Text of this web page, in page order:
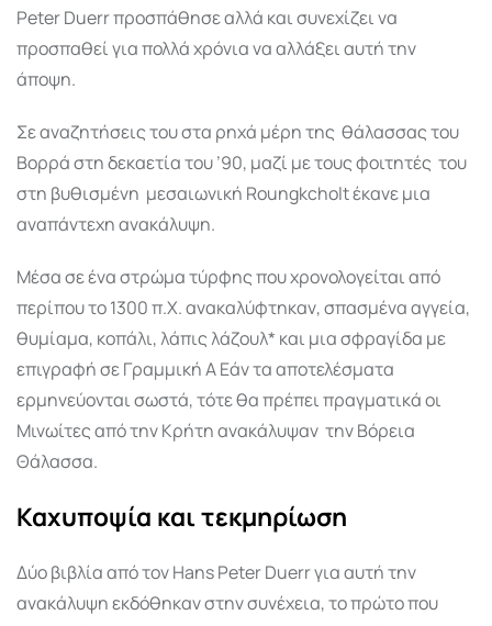
Peter Duerr προσπάθησε αλλά και συνεχίζει να
προσπαθεί για πολλά χρόνια να αλλάξει αυτή την
άποψη.
Σε αναζητήσεις του στα ρηχά μέρη της θάλασσας του
Βορρά στη δεκαετία του ’90, μαζί με τους φοιτητές του
στη βυθισμένη μεσαιωνική Roungkcholt έκανε μια
αναπάντεχη ανακάλυψη.
Μέσα σε ένα στρώμα τύρφης που χρονολογείται από
περίπου το 1300 π.Χ. ανακαλύφτηκαν, σπασμένα αγγεία,
θυμίαμα, κοπάλι, λάπις λάζουλ* και μια σφραγίδα με
επιγραφή σε Γραμμική Α Εάν τα αποτελέσματα
ερμηνεύονται σωστά, τότε θα πρέπει πραγματικά οι
Μινωίτες από την Κρήτη ανακάλυψαν την Βόρεια
Θάλασσα.
Καχυποψία και τεκμηρίωση
Δύο βιβλία από τον Hans Peter Duerr για αυτή την
ανακάλυψη εκδόθηκαν στην συνέχεια, το πρώτο που